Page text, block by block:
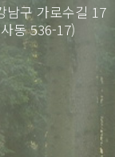
남구 가로수길 17
동 536-17)